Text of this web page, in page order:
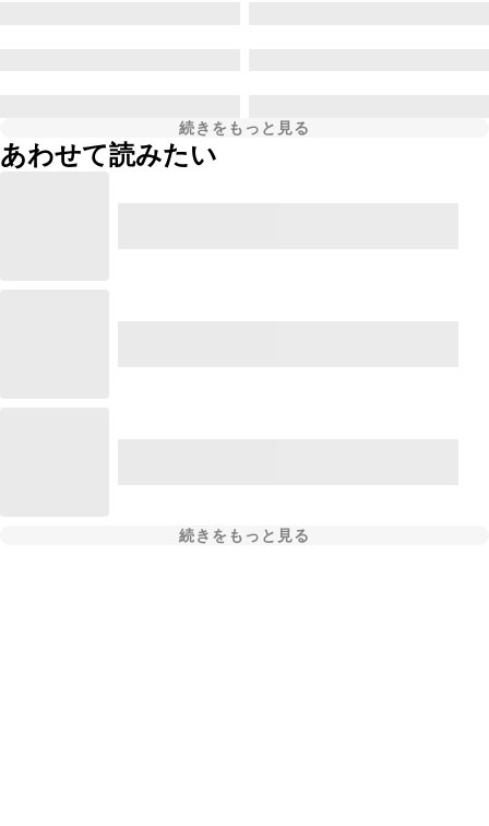
続きをもっと見る
あわせて読みたい
続きをもっと見る